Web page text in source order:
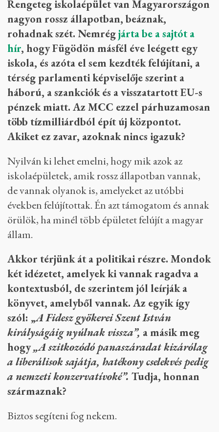
Rengeteg iskolaépület van Magyarországon
nagyon rossz állapotban, beáznak,
rohadnak szét. Nemrégjárta be a sajtót a
hír, hogy Fügödön másfél éve leégett egy
iskola, és azóta el sem kezdték felújítani, a
térség parlamenti képviselője szerint a
háború, a szankciók és a visszatartott EU-s
pénzek miatt. Az MCC ezzel párhuzamosan
több tízmilliárdból épít új központot.
Akiket ez zavar, azoknak nincs igazuk?
Nyilván ki lehet emelni, hogy mik azok az
iskolaépületek, amik rossz állapotban vannak,
de vannak olyanok is, amelyeket az utóbbi
években felújítottak. Én azt támogatom és annak
örülök, ha minél több épületet felújít a magyar
állam.
Akkor térjünk át a politikai részre. Mondok
két idézetet, amelyek ki vannak ragadva a
kontextusból, de szerintem jól leírják a
könyvet, amelyből vannak. Az egyik így
szól: „A Fidesz gyökerei Szent István
királyságáig nyúlnak vissza”, a másik meg
hogy„A szitkozódó panaszáradat kizárólag
a liberálisok sajátja, hatékony cselekvés pedig
a nemzeti konzervatívoké”. Tudja, honnan
származnak?
Biztos segíteni fog nekem.